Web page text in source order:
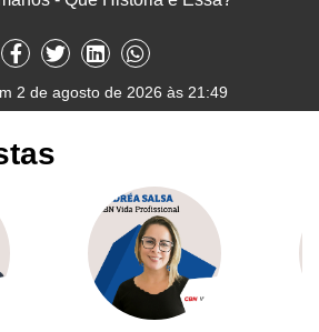
2 de agosto de 2026 às 21:49